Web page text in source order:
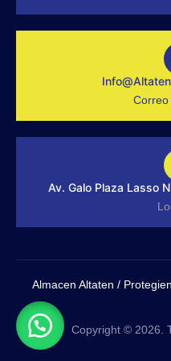
Correo
Av. Galo Plaza Lasso
Almacen Altaten /
Copyright © 2026.